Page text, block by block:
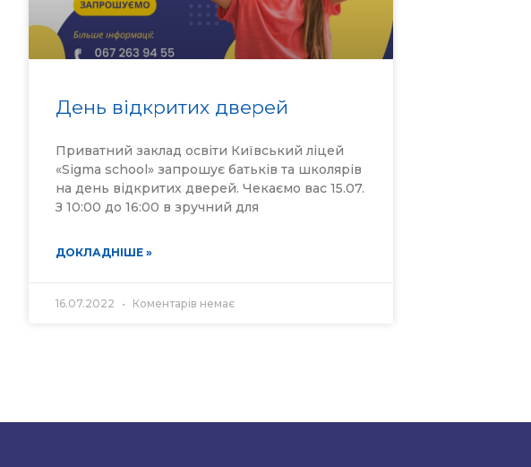
День відкритих дверей
Приватний заклад освіти Київський ліцей
«Sigma school» запрошує батьків та школярів
на день відкритих дверей. Чекаємо вас 15.07.
З 10:00 до 16:00 в зручний для
ДОКЛАДНІШЕ »
16.07.2022 Коментарів немає